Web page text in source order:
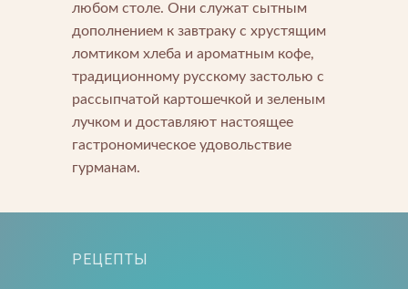
любом столе. Они служат сытным
дополнением к завтраку с хрустящим
ломтиком хлеба и ароматным кофе,
традиционному русскому застолью с
рассыпчатой картошечкой и зеленым
лучком и доставляют настоящее
гастрономическое удовольствие
гурманам.
РЕЦЕПТЫ
Прикрепить файл
Подпишитесь на новости
Мы будем присылать вам только самое важное